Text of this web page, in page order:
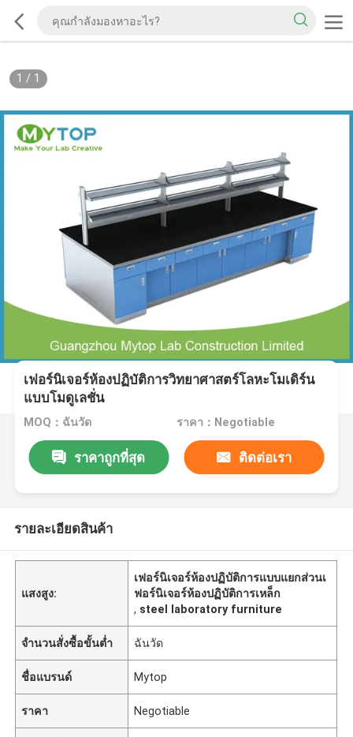
1 / 1
เฟอร์นิเจอร์ห้องปฏิบัติการวิทยาศาสตร์โลหะโมเดิร์น
แบบโมดูเลชั่น
MOQ：ฉันวัด ราคา：Negotiable
ราคาถูกที่สุด ติดต่อเรา
รายละเอียดสินค้า
แสงสูง:
เฟอร์นิเจอร์ห้องปฏิบัติการแบบแยกส่วนเ
ฟอร์นิเจอร์ห้องปฏิบัติการเหล็ก
, steel laboratory furniture
จำนวนสั่งซื้อขั้นต่ำ ฉันวัด
ชื่อแบรนด์ Mytop
ราคา Negotiable